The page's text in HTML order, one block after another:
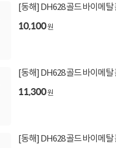
[동해] DH628 골드 바이메탈
10,100원
[동해] DH628 골드 바이메탈
11,300원
[동해] DH628 골드 바이메탈